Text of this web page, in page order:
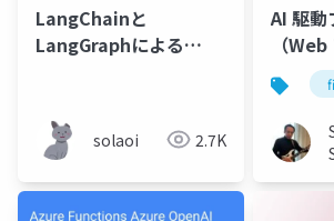
LangChainと
LangGraphによる
2回
solaoi 2.7K
AI 駆動
（
ィブモ
開発ツ
プデー